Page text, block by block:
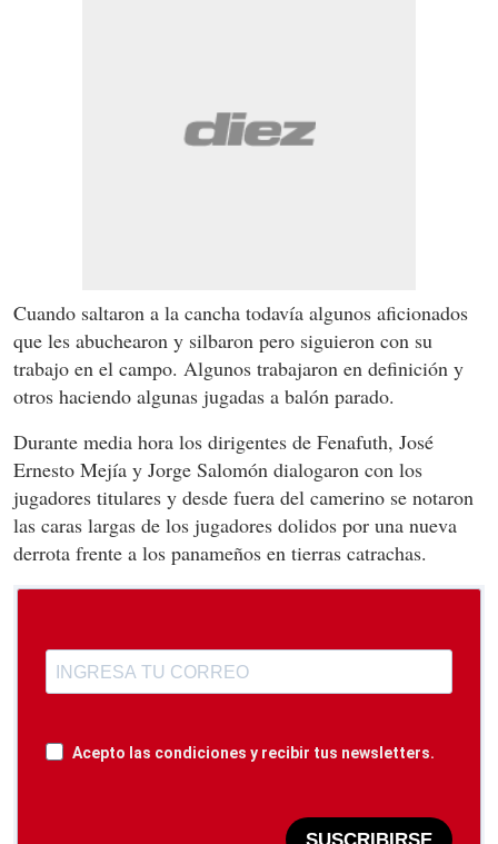
Cuando saltaron a la cancha todavía algunos aficionados
que les abuchearon y silbaron pero siguieron con su
trabajo en el campo. Algunos trabajaron en definición y
otros haciendo algunas jugadas a balón parado.
Durante media hora los dirigentes de Fenafuth, José
Ernesto Mejía y Jorge Salomón dialogaron con los
jugadores titulares y desde fuera del camerino se notaron
las caras largas de los jugadores dolidos por una nueva
derrota frente a los panameños en tierras catrachas.
Acepto las condiciones y recibir tus newsletters.